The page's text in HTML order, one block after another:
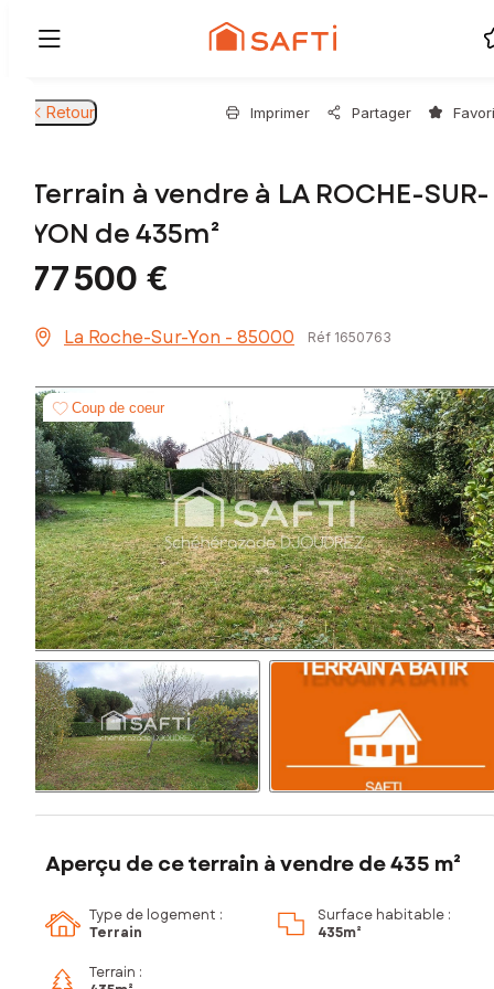
Retour Imprimer Partager
Terrain à vendre à LA ROCHE-SUR-
YON de 435m²
77 500 €
La Roche-Sur-Yon - 85000 Réf 1650763
Coup de coeur
Aperçu de ce terrain à vendre de 435 m²
Type de logement :
Terrain
Surface habitable :
435m²
Terrain :